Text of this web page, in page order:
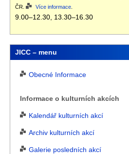
ČR.
Více informace
9.00–12.30, 13.30–16.30
JICC – menu
Obecné Informace
Informace o kulturních akcích
Kalendář kulturních akcí
Archiv kulturních akcí
Galerie posledních akcí